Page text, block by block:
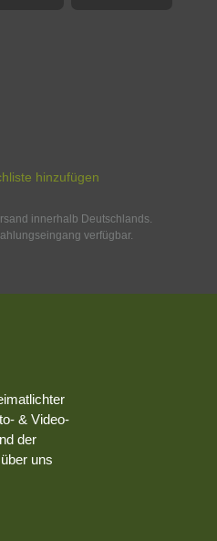
hinzufügen
innerhalb Deutschlands.
verfügbar.
& Video-
der
uns